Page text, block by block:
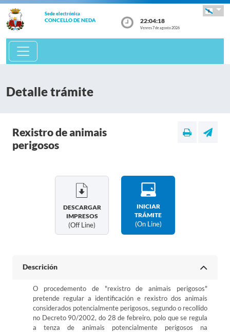
Sede electrónica
CONCELLO DE NEDA 22:04:18
Venres 7 de agosto 2026
Detalle trámite
Rexistro de animais
perigosos
DESCARGAR
IMPRESOS
(off Line)
INICIAR
TRÁMITE
(on Line)
Descrición
O procedemento de "rexistro de animais perigosos"
pretende regular a identificación e rexistro dos animais
considerados potencialmente perigosos, segundo o recollido
no Decreto 90/2002, do 28 de febreiro, polo que se regula
a tenza de animais potencialmente perigosos na